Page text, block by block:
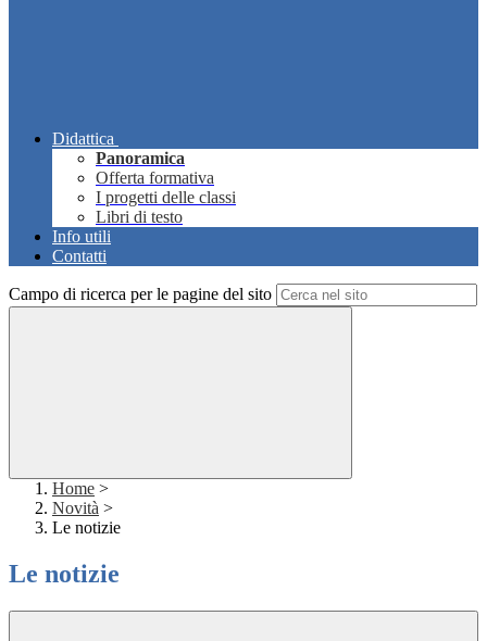
Didattica
Panoramica
Offerta formativa
I progetti delle classi
Libri di testo
Info utili
Contatti
Campo di ricerca per le pagine del sito
Home >
Novità >
Le notizie
Le notizie